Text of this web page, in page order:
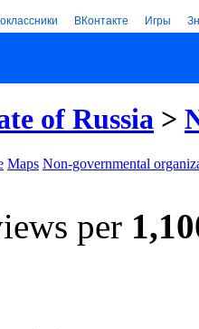
ВКонтакте Игры
of Russia >
Maps Non-governmental
per